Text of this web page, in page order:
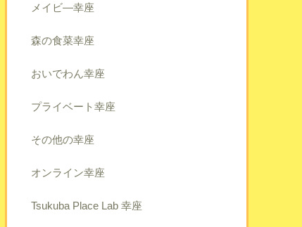
メイビ―幸座
森の食菜幸座
おいでわん幸座
プライベート幸座
その他の幸座
オンライン幸座
Tsukuba Place Lab 幸座